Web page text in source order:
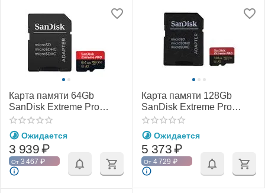
Карта памяти 64Gb
SanDisk Extreme Pro
microSDXC Class 10
UHS-I U3 V30 A2
Ожидается
3 939₽
От 3 467 ₽
Карта памяти 128Gb
SanDisk Extreme Pro
microSDXC Class 10
UHS-I U3 V30 A2
Ожидается
5 373₽
От 4 729 ₽